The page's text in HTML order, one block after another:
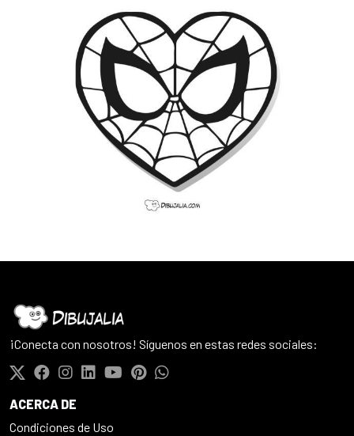
¡Conecta con nosotros! Síguenos en estas redes sociales:
ACERCA DE
Condiciones de Uso